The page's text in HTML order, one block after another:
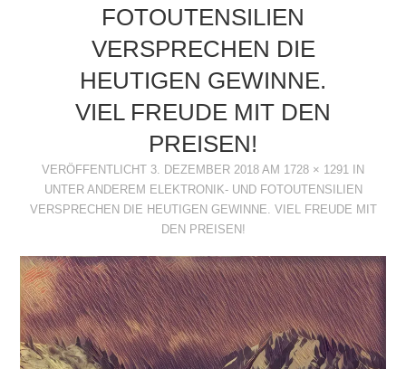
ACTIVITIESFOTOUTENSILIEN
VERSPRECHEN DIE
HEUTIGEN GEWINNE.
VIEL FREUDE MIT DEN
PREISEN!
VERÖFFENTLICHT 3. DEZEMBER 2018 AM 1728 × 1291 IN
UNTER ANDEREM ELEKTRONIK- UND FOTOUTENSILIEN
VERSPRECHEN DIE HEUTIGEN GEWINNE. VIEL FREUDE MIT
DEN PREISEN!